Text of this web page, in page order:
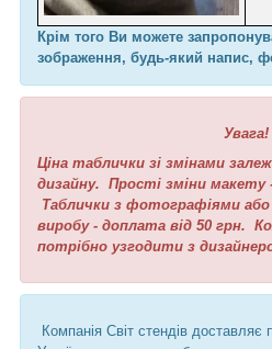
Крім того Ви можете
зображення, будь-який напис,
Увага!
Ціна таблички зі змінами
дизайну. Прості зміни
Таблички з фотографіями
виробу - доплата від 50 грн.
потрібно узгодити з
Компанія Світ стендів доставляє